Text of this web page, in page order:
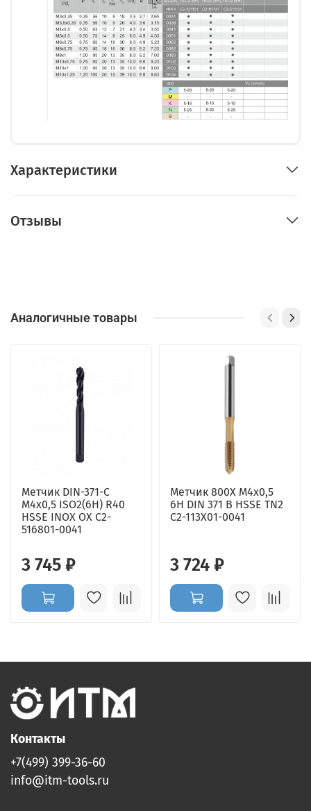
Характеристики
Отзывы
Аналогичные товары
Метчик DIN-371-C
M4x0,5 ISO2(6H) R40
HSSE INOX OX C2-
516801-0041
3 745 ₽
Метчик 800X M4x0,5
6H DIN 371 B HSSE TN2
C2-113X01-0041
3 724 ₽
Контакты
+7(499) 399-36-60
info@itm-tools.ru